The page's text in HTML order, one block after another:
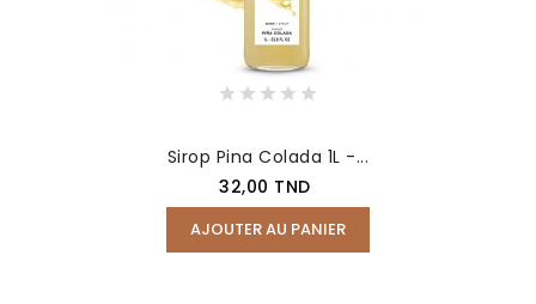
Sirop Pina Colada 1L -...
Prix
32,00 TND
AJOUTER AU PANIER